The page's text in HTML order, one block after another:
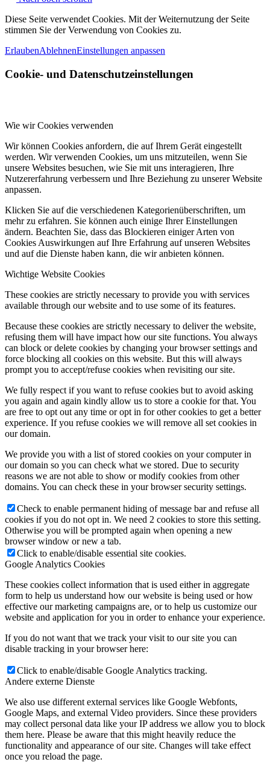
Diese Seite verwendet Cookies. Mit der Weiternutzung der Seite
stimmen Sie der Verwendung von Cookies zu.
ErlaubenAblehnenEinstellungen anpassen
Cookie- und Datenschutzeinstellungen
Wie wir Cookies verwenden
Wir können Cookies anfordern, die auf Ihrem Gerät eingestellt
werden. Wir verwenden Cookies, um uns mitzuteilen, wenn Sie
unsere Websites besuchen, wie Sie mit uns interagieren, Ihre
Nutzererfahrung verbessern und Ihre Beziehung zu unserer Website
anpassen.
Klicken Sie auf die verschiedenen Kategorienüberschriften, um
mehr zu erfahren. Sie können auch einige Ihrer Einstellungen
ändern. Beachten Sie, dass das Blockieren einiger Arten von
Cookies Auswirkungen auf Ihre Erfahrung auf unseren Websites
und auf die Dienste haben kann, die wir anbieten können.
Wichtige Website Cookies
These cookies are strictly necessary to provide you with services
available through our website and to use some of its features.
Because these cookies are strictly necessary to deliver the website,
refusing them will have impact how our site functions. You always
can block or delete cookies by changing your browser settings and
force blocking all cookies on this website. But this will always
prompt you to accept/refuse cookies when revisiting our site.
We fully respect if you want to refuse cookies but to avoid asking
you again and again kindly allow us to store a cookie for that. You
are free to opt out any time or opt in for other cookies to get a better
experience. If you refuse cookies we will remove all set cookies in
our domain.
We provide you with a list of stored cookies on your computer in
our domain so you can check what we stored. Due to security
reasons we are not able to show or modify cookies from other
domains. You can check these in your browser security settings.
Check to enable permanent hiding of message bar and refuse all
cookies if you do not opt in. We need 2 cookies to store this setting.
Otherwise you will be prompted again when opening a new
browser window or new a tab.
Click to enable/disable essential site cookies.
Google Analytics Cookies
These cookies collect information that is used either in aggregate
form to help us understand how our website is being used or how
effective our marketing campaigns are, or to help us customize our
website and application for you in order to enhance your experience.
If you do not want that we track your visit to our site you can
disable tracking in your browser here:
Click to enable/disable Google Analytics tracking.
Andere externe Dienste
We also use different external services like Google Webfonts,
Google Maps, and external Video providers. Since these providers
may collect personal data like your IP address we allow you to block
them here. Please be aware that this might heavily reduce the
functionality and appearance of our site. Changes will take effect
once you reload the page.